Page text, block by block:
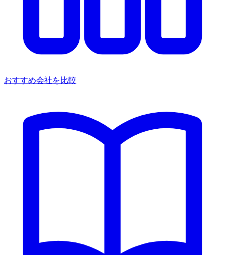
おすすめ会社を比較